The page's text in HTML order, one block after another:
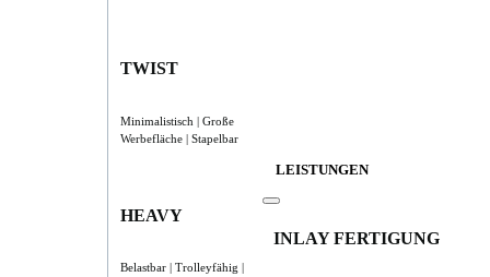
TWIST
Minimalistisch | Große
Werbefläche | Stapelbar
HEAVY
Belastbar | Trolleyfähig |
LEISTUNGEN
INLAY FERTIGUNG